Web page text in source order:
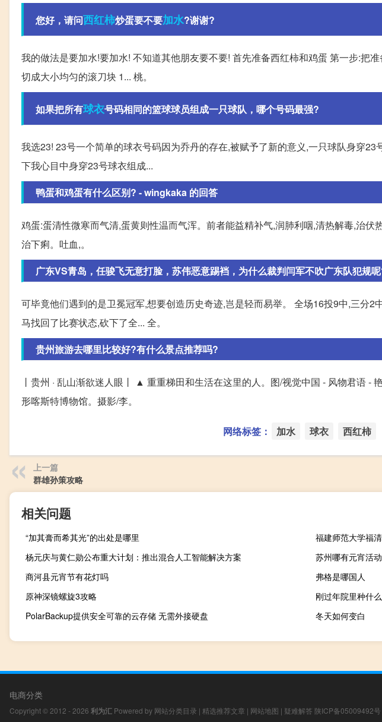
您好，请问西红柿炒蛋要不要加水?谢谢?
我的做法是要加水!要加水! 不知道其他朋友要不要! 首先准备西红柿和鸡蛋 第一步:把
切成大小均匀的滚刀块 1... 桃。
如果把所有球衣号码相同的篮球球员组成一只球队，哪个号码最强?
我选23! 23号一个简单的球衣号码因为乔丹的存在,被赋予了新的意义,一只球队身穿
下我心目中身穿23号球衣组成...
鸭蛋和鸡蛋有什么区别? - wingkaka 的回答
鸡蛋:蛋清性微寒而气清,蛋黄则性温而气浑。前者能益精补气,润肺利咽,清热解毒,治伏
治下痢。吐血,。
广东VS青岛，任骏飞无意打脸，苏伟恶意踢裆，为什么裁判闫军不吹广东队犯规
可毕竟他们遇到的是卫冕冠军,想要创造历史奇迹,岂是轻而易举。 全场16投9中,三分2
马找回了比赛状态,砍下了全... 全。
贵州旅游去哪里比较好?有什么景点推荐吗?
丨贵州 · 乱山渐欲迷人眼丨 ▲ 重重梯田和生活在这里的人。图/视觉中国 - 风物君
形喀斯特博物馆。摄影/李。
网络标签： 加水 球衣 西红柿
上一篇
群雄孙策攻略
相关问题
“加其膏而希其光”的出处是哪里
福建师范大学福
杨元庆与黄仁勋公布重大计划：推出混合人工智能解决方案
苏州哪有元宵活动
商河县元宵节有花灯吗
弗格是哪国人
原神深镜螺旋3攻略
刚过年院里种什
PolarBackup提供安全可靠的云存储 无需外接硬盘
冬天如何变白
电商分类
Copyright © 2012 - 2026 利为汇 Powered by 网站分类目录 | 精选推荐文章 | 网站地图 | 疑难解答 陕ICP备05009492号